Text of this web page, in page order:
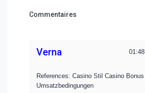
Commentaires
01:48
Verna
References: Casino Stil Casino Bonus
Umsatzbedingungen